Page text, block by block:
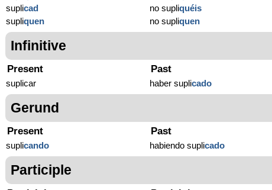
suplicad
supliquen
no supliquéis
no supliquen
Infinitive
Present
suplicar
Past
haber suplicado
Gerund
Present
suplicando
Past
habiendo suplicado
Participle